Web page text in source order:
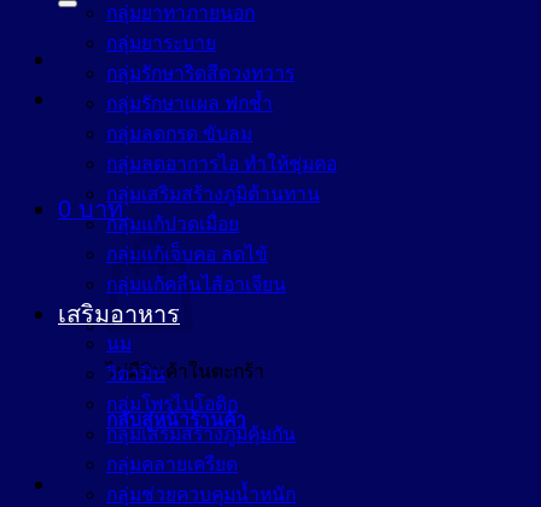
0 บาท
ไม่มีสินค้าในตะกร้า
กลับสู่หน้าร้านค้า
กลุ่มยาทาภายนอก
กลุ่มยาระบาย
กลุ่มรักษาริดสีดวงทวาร
กลุ่มรักษาแผล ฟกช้ำ
กลุ่มลดกรด ขับลม
กลุ่มลดอาการไอ ทำให้ชุ่มคอ
กลุ่มเสริมสร้างภูมิต้านทาน
กลุ่มแก้ปวดเมื่อย
กลุ่มแก้เจ็บคอ ลดไข้
กลุ่มแก้คลื่นไส้อาเจียน
เสริมอาหาร
นม
วิตามิน
กลุ่มโพรไบโอติก
กลุ่มเสริมสร้างภูมิคุ้มกัน
กลุ่มคลายเครียด
กลุ่มช่วยควบคุมน้ำหนัก